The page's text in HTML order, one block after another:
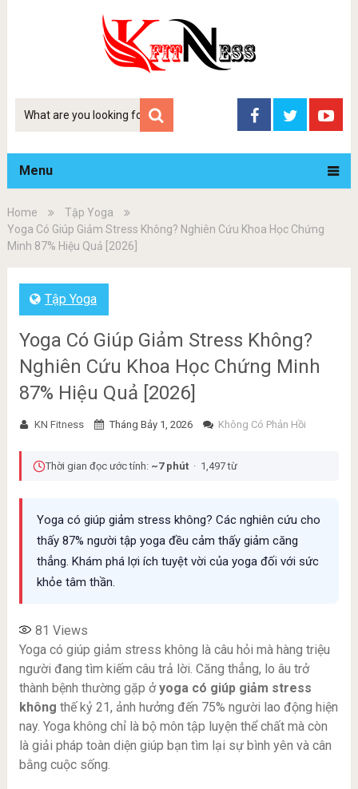
Tim
Menu
Home
Tập Yoga
Yoga Có Giúp Giảm Stress Không? Nghiên Cứu Khoa Học Chứng
Minh 87% Hiệu Quả [2026]
Tập Yoga
Yoga Có Giúp Giảm Stress Không?
Nghiên Cứu Khoa Học Chứng Minh
87% Hiệu Quả [2026]
KN Fitness Tháng Bảy 1, 2026 Không Có Phản Hồi
Thời gian đọc ước tính: ~7 phút· 1,497 từ
Yoga có giúp giảm stress không? Các nghiên cứu cho
thấy 87% người tập yoga đều cảm thấy giảm căng
thẳng. Khám phá lợi ích tuyệt vời của yoga đối với sức
khỏe tâm thần.
81 Views
Yoga có giúp giảm stress không là câu hỏi mà hàng triệu
người đang tìm kiếm câu trả lời. Căng thẳng, lo âu trở
thành bệnh thường gặp ởyoga có giúp giảm stress
không thế kỷ 21, ảnh hưởng đến 75% người lao động hiện
nay. Yoga không chỉ là bộ môn tập luyện thể chất mà còn
là giải pháp toàn diện giúp bạn tìm lại sự bình yên và cân
bằng cuộc sống.